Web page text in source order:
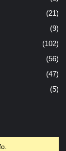
(21)
(9)
(102)
(56)
(47)
(5)